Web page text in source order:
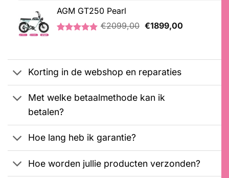
€2999,00.
AGM GT250 Pearl
klantbeoordelingen
€2099,00 Oorspronkelijke
€1899,00Huidige
Korting in de webshop en reparaties
Met welke betaalmethode kan ik
betalen?
Hoe lang heb ik garantie?
Hoe worden jullie producten verzonden?